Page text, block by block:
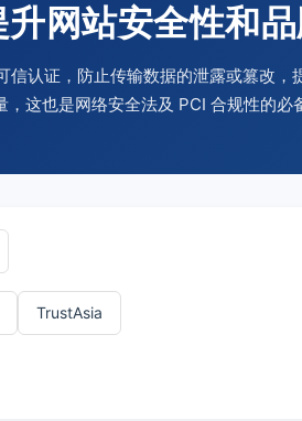
网站安全性和
认证，防止传输数据的泄露或篡改，
这也是网络安全法及 PCI 合规性的必
TrustAsia